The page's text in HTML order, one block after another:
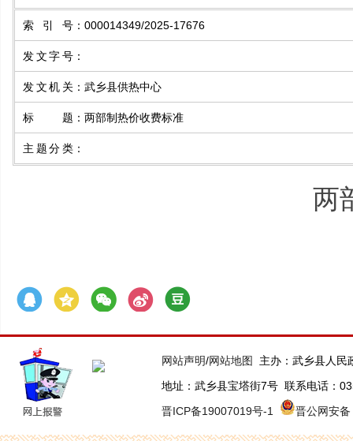
索 引 号 ： 000014349/2025-17676
发文字号 ：
发文机关 ： 武乡县供热中心
标 题 ： 两部制热价收费标准
主题分类 ：
两
网站声明/网站地图
主办：武乡县人
地址：武乡县宝塔街7号 联系电话：
晋ICP备19007019号-1
晋公网安